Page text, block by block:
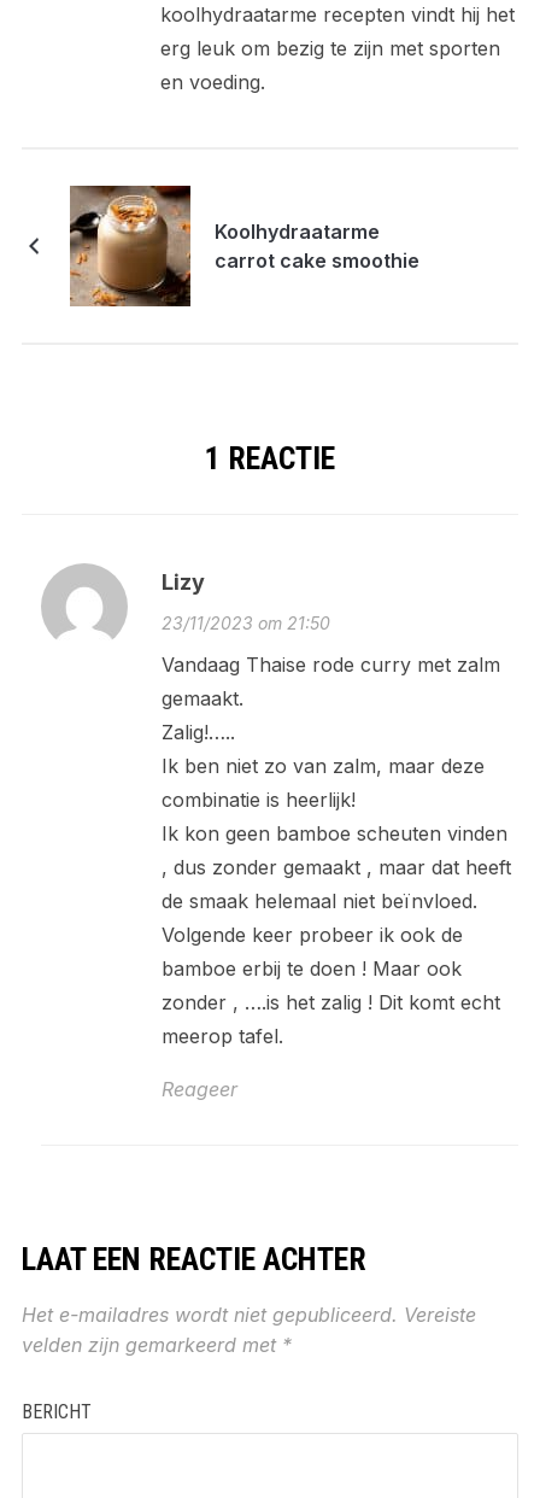
koolhydraatarme recepten vindt hij het
erg leuk om bezig te zijn met sporten
en voeding.
Koolhydraatarme
carrot cake smoothie
1 REACTIE
Lizy
23/11/2023 om 21:50
Vandaag Thaise rode curry met zalm
gemaakt.
Zalig!…..
Ik ben niet zo van zalm, maar deze
combinatie is heerlijk!
Ik kon geen bamboe scheuten vinden
, dus zonder gemaakt , maar dat heeft
de smaak helemaal niet beïnvloed.
Volgende keer probeer ik ook de
bamboe erbij te doen ! Maar ook
zonder , ….is het zalig ! Dit komt echt
meerop tafel.
Reageer
LAAT EEN REACTIE ACHTER
Het e-mailadres wordt niet gepubliceerd. Vereiste
velden zijn gemarkeerd met *
BERICHT